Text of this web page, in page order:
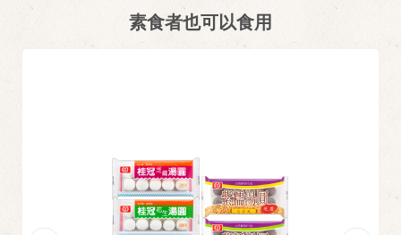
素食者也可以食用